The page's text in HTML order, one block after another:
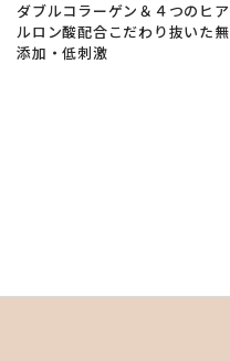
ダブルコラーゲン＆４つのヒア
ルロン酸配合こだわり抜いた無
添加・低刺激